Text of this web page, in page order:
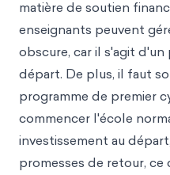
matière de soutien
enseignants peuvent
obscure, car il s'agit
départ. De plus, il faut
programme de premier
commencer l'école
investissement au
promesses de retour,